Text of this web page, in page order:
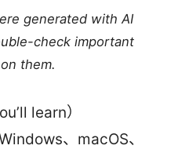
generated with AI
check important
them.
learn）
、macOS、